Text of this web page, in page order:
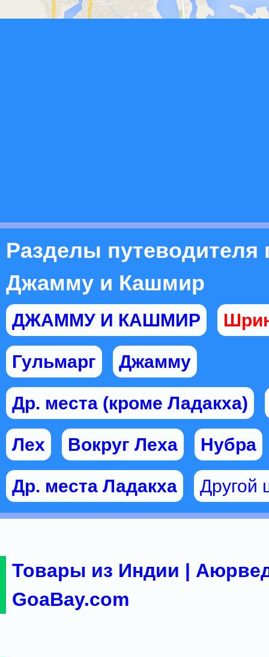
Разделы путеводителя
Джамму и Кашмир
ДЖАММУ И КАШМИР
Гульмарг Джамму
Др. места (кроме Ладакха)
Лех Вокруг Леха Нубра
Др. места Ладакха Другой
Товары из Индии |
GoaBay.com